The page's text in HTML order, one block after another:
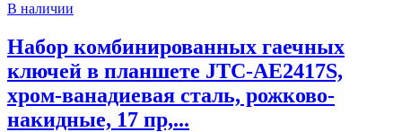
В наличии
Набор комбинированных гаечных
ключей в планшете JTC-AE2417S,
хром-ванадиевая сталь, рожково-
накидные, 17 пр,...